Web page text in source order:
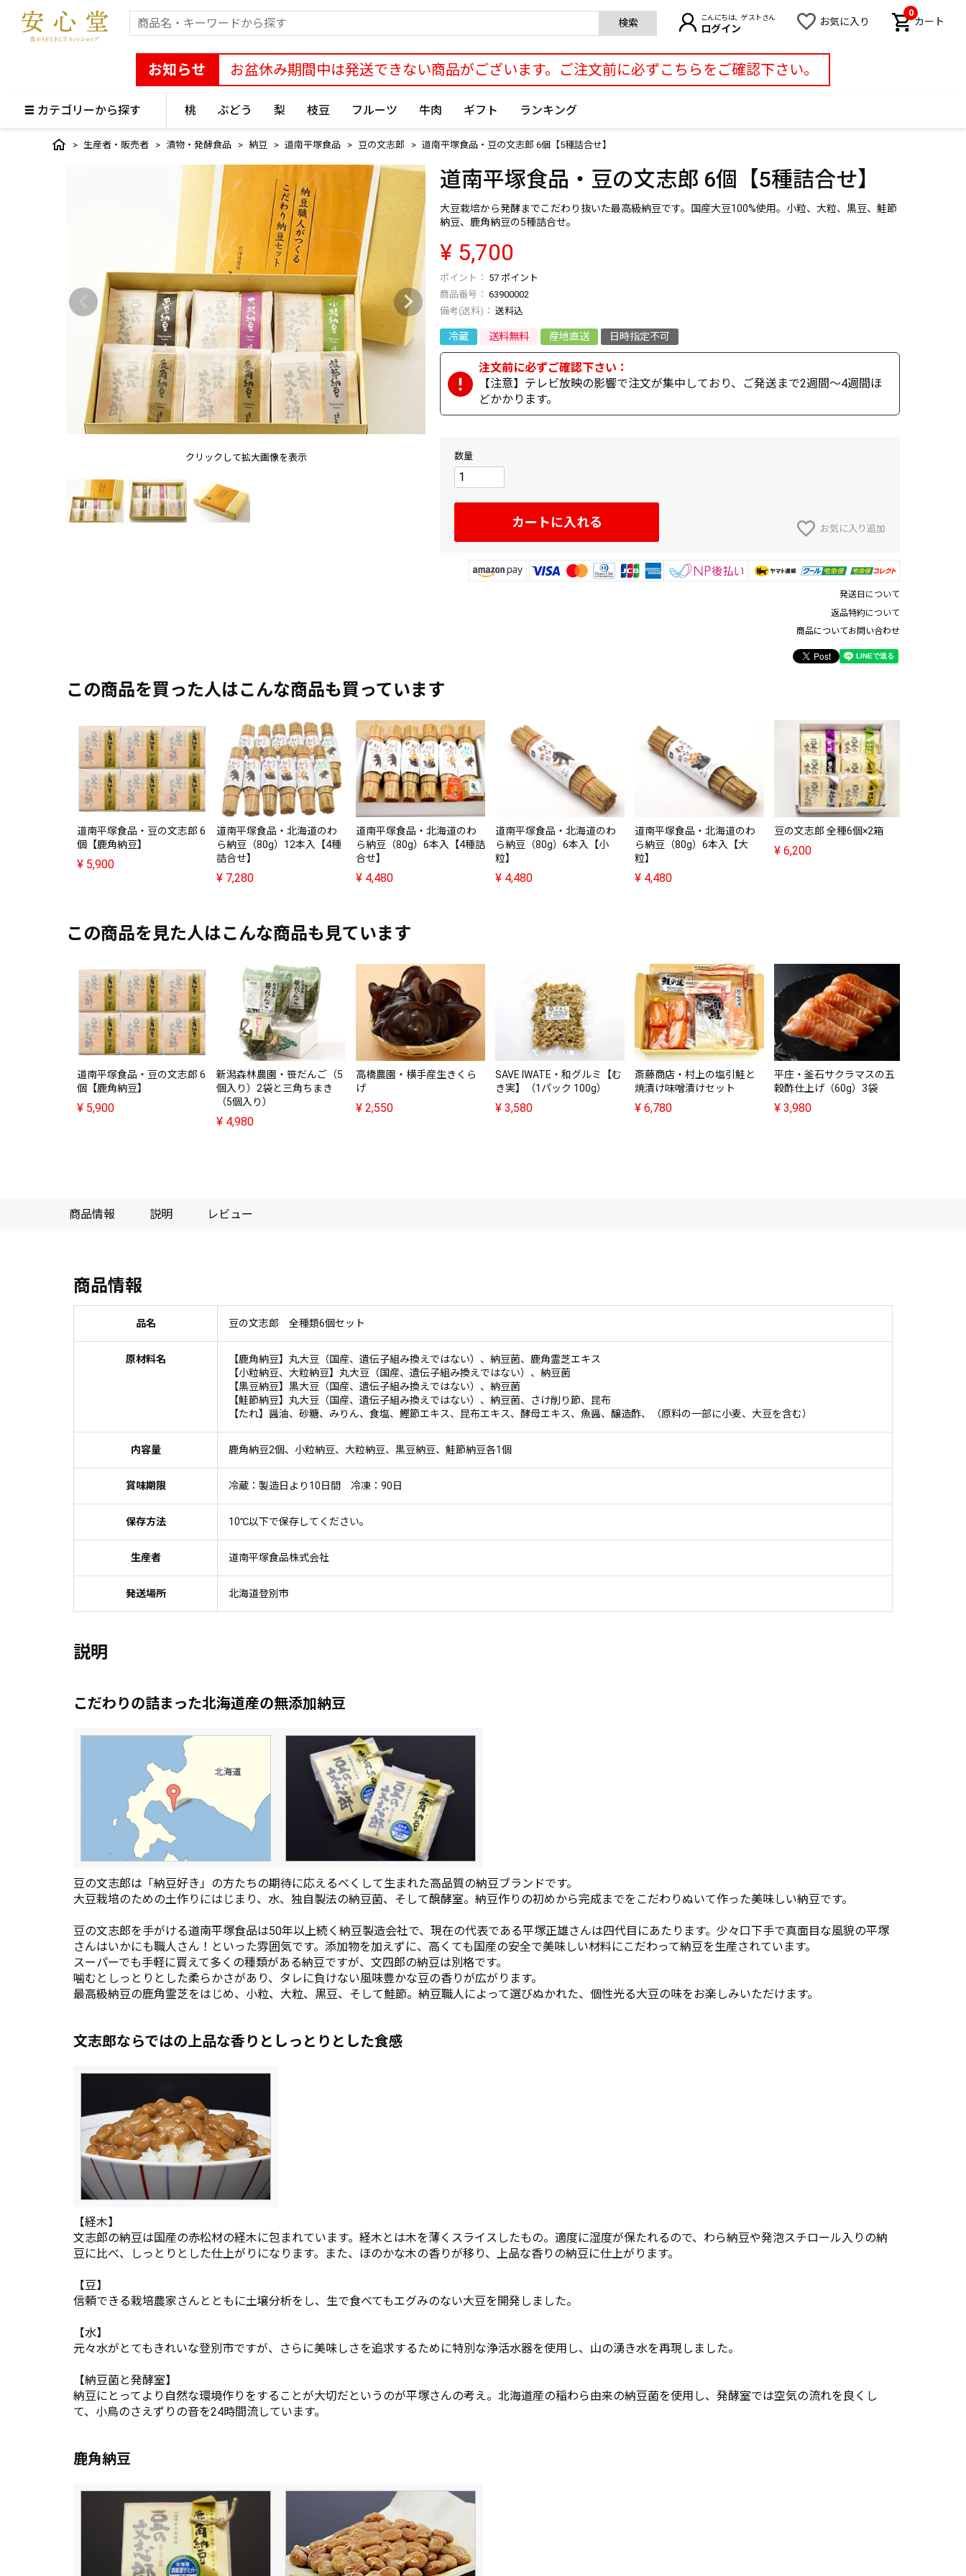
検索 こんにちは、ゲストさん
ログイン
お気に入り カート
0
お知らせ お盆休み期間中は発送できない商品がございます。ご注文前に必ずこちらをご確認下さい。
カテゴリーから探す 桃 ぶどう 梨 枝豆 フルーツ 牛肉 ギフト ランキング
生産者・販売者 漬物・発酵食品 納豆 道南平塚食品 豆の文志郎 道南平塚食品・豆の文志郎 6個【5種詰合せ】
クリックして拡大画像を表示
道南平塚食品・豆の文志郎 6個【5種詰合せ】
大豆栽培から発酵までこだわり抜いた最高級納豆です。国産大豆100%使用。小粒、大粒、黒豆、鮭節
納豆、鹿角納豆の5種詰合せ。
¥ 5,700
57 ポイント
商品番号
63900002
送料込
冷蔵 送料無料 産地直送 日時指定不可
【注意】テレビ放映の影響で注文が集中しており、ご発送まで2週間～4週間ほ
どかかります。
お気に入り追加
カートに入れる
発送日について
返品特約について
商品についてお問い合わせ
この商品を買った人はこんな商品も買っています
道南平塚食品・豆の文志郎 6
個【鹿角納豆】
¥ 5,900
道南平塚食品・北海道のわ
ら納豆（80g）12本入【4種
詰合せ】
¥ 7,280
道南平塚食品・北海道のわ
ら納豆（80g）6本入【4種詰
合せ】
¥ 4,480
道南平塚食品・北海道のわ
ら納豆（80g）6本入【小
粒】
¥ 4,480
道南平塚食品・北海道のわ
ら納豆（80g）6本入【大
粒】
¥ 4,480
豆の文志郎 全種6個×2箱
¥ 6,200
この商品を見た人はこんな商品も見ています
道南平塚食品・豆の文志郎 6
個【鹿角納豆】
¥ 5,900
新潟森林農園・笹だんご（5
個入り）2袋と三角ちまき
（5個入り）
¥ 4,980
高橋農園・横手産生きくら
げ
¥ 2,550
SAVE IWATE・和グルミ【む
き実】（1パック 100g）
¥ 3,580
斎藤商店・村上の塩引鮭と
焼漬け味噌漬けセット
¥ 6,780
平庄・釜石サクラマスの五
穀酢仕上げ（60g）3袋
¥ 3,980
商品情報 説明 レビュー
商品情報
品名 豆の文志郎 全種類6個セット
原材料名
【鹿角納豆】丸大豆（国産、遺伝子組み換えではない）、納豆菌、鹿角霊芝エキス
【小粒納豆、大粒納豆】丸大豆（国産、遺伝子組み換えではない）、納豆菌
【黒豆納豆】黒大豆（国産、遺伝子組み換えではない）、納豆菌
【鮭節納豆】丸大豆（国産、遺伝子組み換えではない）、納豆菌、さけ削り節、昆布
【たれ】醤油、砂糖、みりん、食塩、鰹節エキス、昆布エキス、酵母エキス、魚醤、醸造酢、（原料の一部に小麦、大豆を含む）
内容量 鹿角納豆2個、小粒納豆、大粒納豆、黒豆納豆、鮭節納豆各1個
賞味期限 冷蔵：製造日より10日間 冷凍：90日
保存方法 10℃以下で保存してください。
生産者 道南平塚食品株式会社
発送場所 北海道登別市
説明
こだわりの詰まった北海道産の無添加納豆
豆の文志郎は「納豆好き」の方たちの期待に応えるべくして生まれた高品質の納豆ブランドです。
大豆栽培のための土作りにはじまり、水、独自製法の納豆菌、そして醗酵室。納豆作りの初めから完成までをこだわりぬいて作った美味しい納豆です。
豆の文志郎を手がける道南平塚食品は50年以上続く納豆製造会社で、現在の代表である平塚正雄さんは四代目にあたります。少々口下手で真面目な風貌の平塚
さんはいかにも職人さん！といった雰囲気です。添加物を加えずに、高くても国産の安全で美味しい材料にこだわって納豆を生産されています。
スーパーでも手軽に買えて多くの種類がある納豆ですが、文四郎の納豆は別格です。
噛むとしっとりとした柔らかさがあり、タレに負けない風味豊かな豆の香りが広がります。
最高級納豆の鹿角霊芝をはじめ、小粒、大粒、黒豆、そして鮭節。納豆職人によって選びぬかれた、個性光る大豆の味をお楽しみいただけます。
文志郎ならではの上品な香りとしっとりとした食感
【経木】
文志郎の納豆は国産の赤松材の経木に包まれています。経木とは木を薄くスライスしたもの。適度に湿度が保たれるので、わら納豆や発泡スチロール入りの納
豆に比べ、しっとりとした仕上がりになります。また、ほのかな木の香りが移り、上品な香りの納豆に仕上がります。
【豆】
信頼できる栽培農家さんとともに土壌分析をし、生で食べてもエグみのない大豆を開発しました。
【水】
元々水がとてもきれいな登別市ですが、さらに美味しさを追求するために特別な浄活水器を使用し、山の湧き水を再現しました。
【納豆菌と発酵室】
納豆にとってより自然な環境作りをすることが大切だというのが平塚さんの考え。北海道産の稲わら由来の納豆菌を使用し、発酵室では空気の流れを良くし
て、小鳥のさえずりの音を24時間流しています。
鹿角納豆